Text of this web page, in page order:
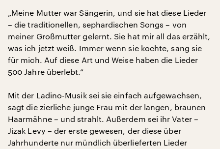
„Meine Mutter war Sängerin, und sie hat diese Lieder
– die traditionellen, sephardischen Songs – von
meiner Großmutter gelernt. Sie hat mir all das erzählt,
was ich jetzt weiß. Immer wenn sie kochte, sang sie
für mich. Auf diese Art und Weise haben die Lieder
500 Jahre überlebt.“
Mit der Ladino-Musik sei sie einfach aufgewachsen,
sagt die zierliche junge Frau mit der langen, braunen
Haarmähne – und strahlt. Außerdem sei ihr Vater –
Jizak Levy – der erste gewesen, der diese über
Jahrhunderte nur mündlich überlieferten Lieder